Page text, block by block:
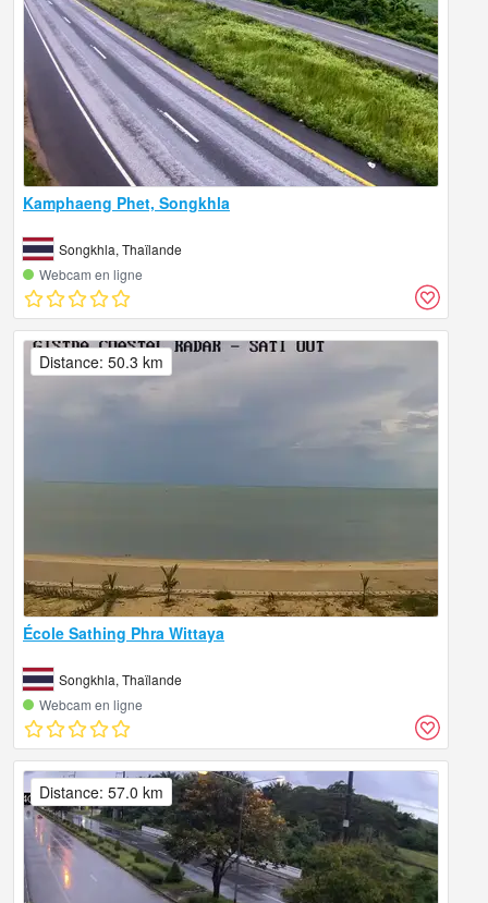
Kamphaeng Phet, Songkhla
Songkhla, Thaïlande
Webcam en ligne
École Sathing Phra Wittaya
Songkhla, Thaïlande
Webcam en ligne
Distance: 50.3 km
Distance: 57.0 km